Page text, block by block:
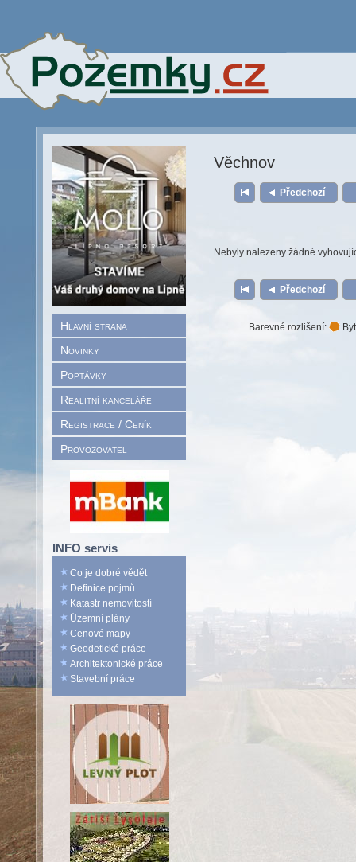
Hlavní strana
Novinky
Poptávky
Realitní kanceláře
Registrace / Ceník
Provozovatel
INFO servis
Co je dobré vědět
Definice pojmů
Katastr nemovitostí
Územní plány
Cenové mapy
Geodetické práce
Architektonické práce
Stavební práce
Věchnov
Předchozí
Nebyly nalezeny žádné
Předchozí
Barevné rozlišení: